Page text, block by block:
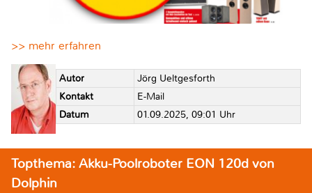
>> mehr erfahren
Autor
Jörg Ueltgesforth
Kontakt
E-Mail
Datum
01.09.2025, 09:01 Uhr
Topthema: Akku-Poolroboter EON 120d von
Dolphin